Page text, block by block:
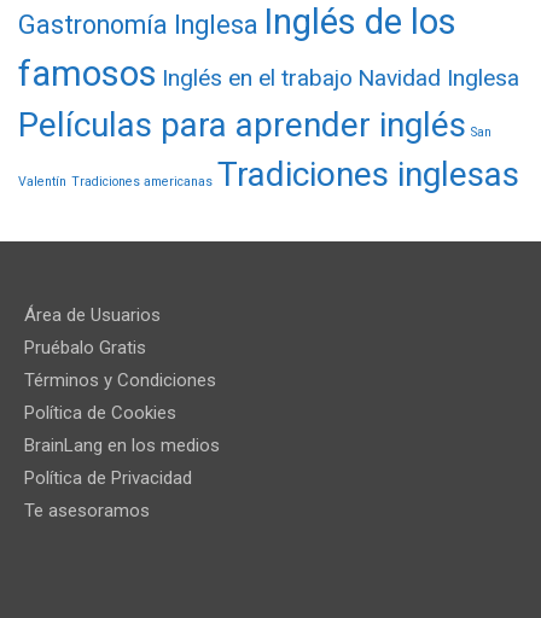
Gastronomía Inglesa Inglés de los
famosos Inglés en el trabajo Navidad Inglesa
Películas para aprender inglés San
Valentín Tradiciones americanas Tradiciones inglesas
Área de Usuarios
Pruébalo Gratis
Términos y Condiciones
Política de Cookies
BrainLang en los medios
Política de Privacidad
Te asesoramos